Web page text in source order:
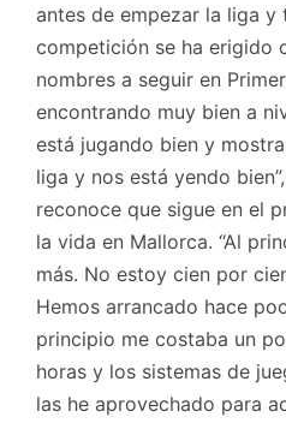
antes de empezar la liga y
competición se ha erigido
nombres a seguir en
encontrando muy bien a
está jugando bien y
liga y nos está yendo
reconoce que sigue en el
la vida en Mallorca. “Al
más. No estoy cien por
Hemos arrancado hace
principio me costaba un
horas y los sistemas de
las he aprovechado para